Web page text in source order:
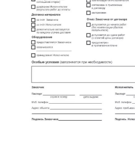
метро Петровско-Разумовская
метро Новокузнецкая
метро Партизанская
метро Румянцево
метро Полежаевская